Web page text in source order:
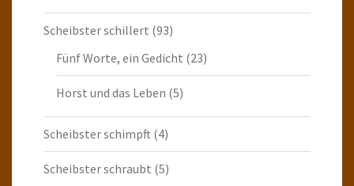
Scheibster schillert (93)
Fünf Worte, ein Gedicht (23)
Horst und das Leben (5)
Scheibster schimpft (4)
Scheibster schraubt (5)